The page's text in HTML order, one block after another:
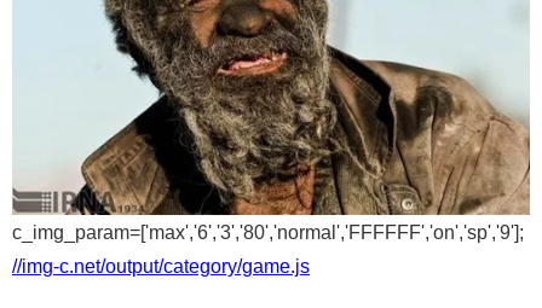
c_img_param=['max','6','3','80','normal','FFFFFF','on','sp','9'];
//img-c.net/output/category/game.js